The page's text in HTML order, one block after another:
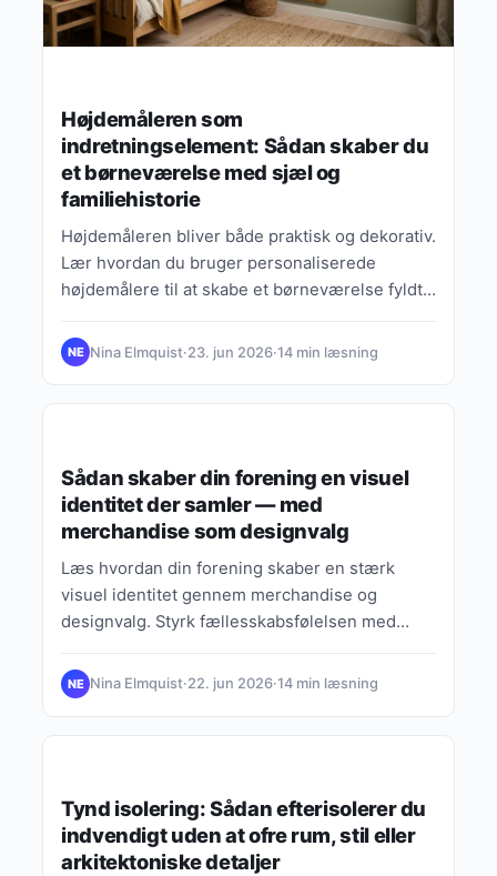
Højdemåleren som
indretningselement: Sådan skaber du
et børneværelse med sjæl og
familiehistorie
Højdemåleren bliver både praktisk og dekorativ.
Lær hvordan du bruger personaliserede
højdemålere til at skabe et børneværelse fyldt
NE Nina Elmquist·23. jun 2026·14 min læsning
Sådan skaber din forening en visuel
identitet der samler — med
merchandise som designvalg
Læs hvordan din forening skaber en stærk
visuel identitet gennem merchandise og
designvalg. Styrk fællesskabsfølelsen med
NE Nina Elmquist·22. jun 2026·14 min læsning
Tynd isolering: Sådan efterisolerer du
indvendigt uden at ofre rum, stil eller
arkitektoniske detaljer